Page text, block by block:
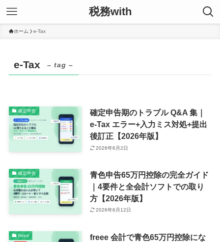
税務with
ホーム e-Tax
e-Tax – tag –
確定申告
確定申告期のトラブル Q&A 集｜
e-Tax エラー+入力ミス対処+提出
後訂正【2026年版】
2026年6月2日
確定申告
青色申告65万円控除の完全ガイド
｜4要件と全会計ソフトでの取り
方【2026年版】
2026年6月12日
freee
freee 会計で青色65万円控除にな